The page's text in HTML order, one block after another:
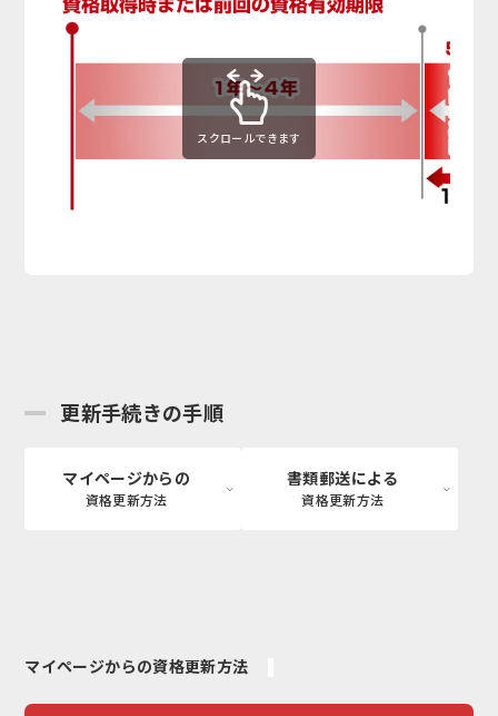
スクロールできます
更新手続きの手順
マイページからの
資格更新方法
書類郵送による
資格更新方法
マイページからの資格更新方法